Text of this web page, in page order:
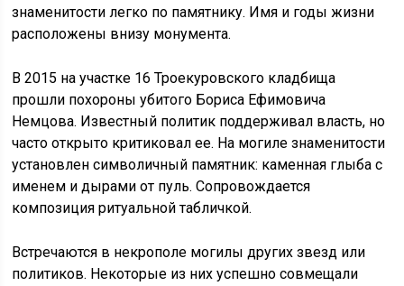
знаменитости легко по памятнику. Имя и годы жизни
расположены внизу монумента.
В 2015 на участке 16 Троекуровского кладбища
прошли похороны убитого Бориса Ефимовича
Немцова. Известный политик поддерживал власть, но
часто открыто критиковал ее. На могиле знаменитости
установлен символичный памятник: каменная глыба с
именем и дырами от пуль. Сопровождается
композиция ритуальной табличкой.
Встречаются в некрополе могилы других звезд или
политиков. Некоторые из них успешно совмещали